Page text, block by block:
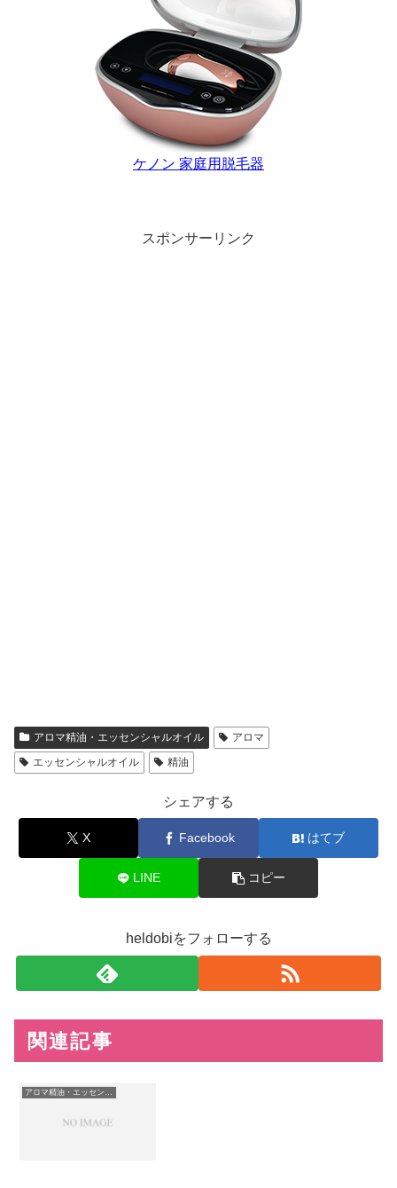
ケノン 家庭用脱毛器
スポンサーリンク
アロマ精油・エッセンシャルオイル
アロマ
エッセンシャルオイル
精油
シェアする
X Facebook はてブ
LINE コピー
heldobiをフォローする
関連記事